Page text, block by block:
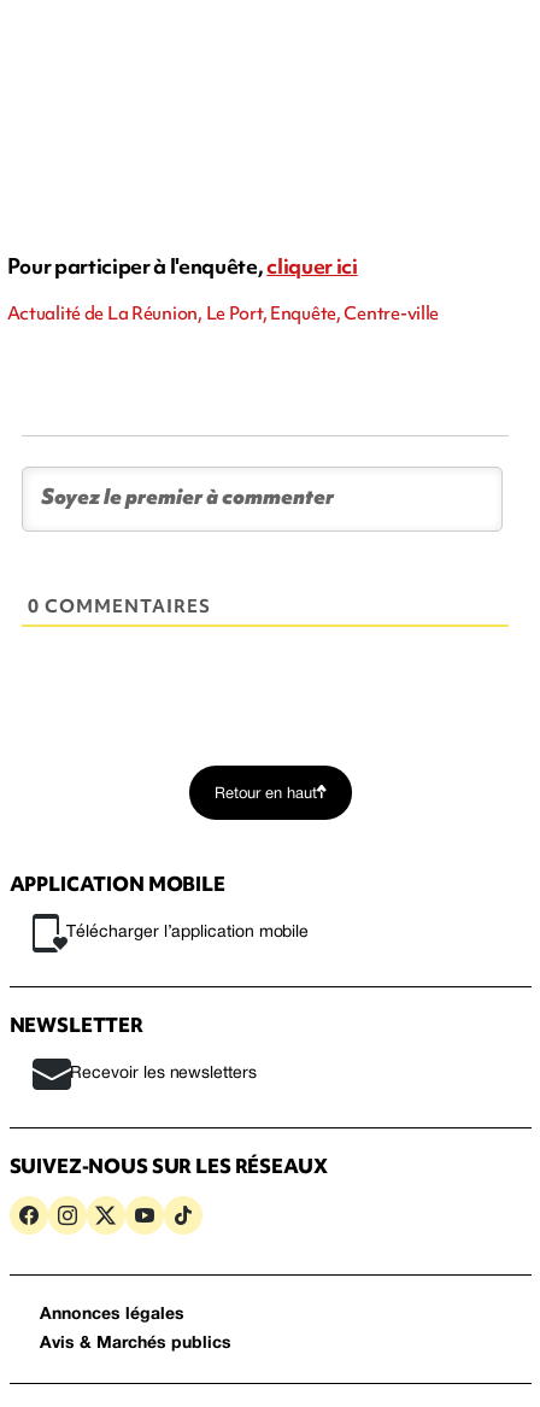
Pour participer à l'enquête,cliquer ici
Actualité de La Réunion, Le Port, Enquête, Centre-ville
0 COMMENTAIRES
Retour en haut
APPLICATION MOBILE
Télécharger l’application mobile
NEWSLETTER
Recevoir les newsletters
SUIVEZ-NOUS SUR LES RÉSEAUX
Annonces légales
Avis & Marchés publics